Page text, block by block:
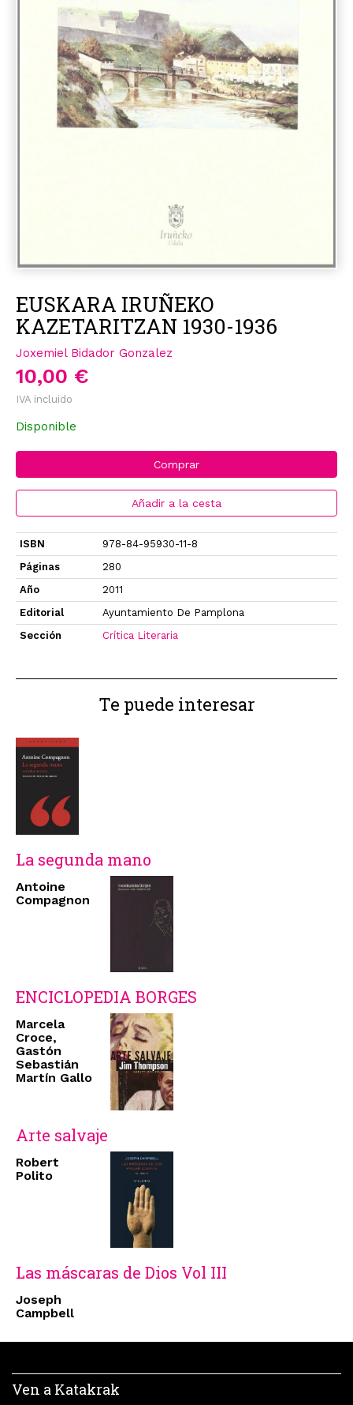
EUSKARA IRUÑEKO
KAZETARITZAN 1930-1936
Joxemiel Bidador Gonzalez
10,00 €
IVA incluido
Disponible
Comprar
Añadir a la cesta
ISBN
978-84-95930-11-8
Páginas
280
Año
2011
Editorial
Ayuntamiento De Pamplona
Sección
Crítica Literaria
Te puede interesar
La segunda mano
Antoine
Compagnon
ENCICLOPEDIA BORGES
Marcela
Croce,
Gastón
Sebastián
Martín Gallo
Arte salvaje
Robert
Polito
Las máscaras de Dios Vol III
Joseph
Campbell
Ven a Katakrak